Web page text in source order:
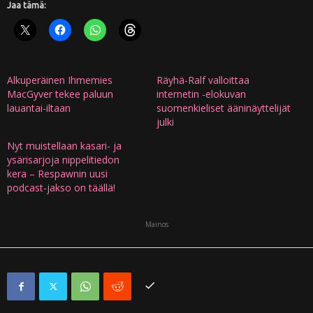
Jaa tämä:
Alkuperäinen Ihmemies
MacGyver tekee paluun
lauantai-iltaan
Räyhä-Ralf valloittaa
internetin -elokuvan
suomenkieliset ääninäyttelijät
julki
Nyt muistellaan kasari- ja
ysärisarjoja nippelitiedon
kera – Respawnin uusi
podcast-jakso on täällä!
Mainos